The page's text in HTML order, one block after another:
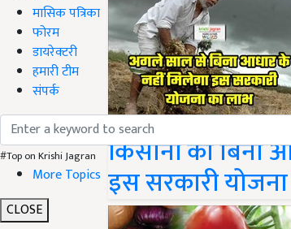
मासिक पत्रिका
फोरम
डायरेक्टरी
हमारी टीम
संपर्क
#Top on Krishi Jagran
More Topics
CLOSE
किसानों को बिना
इस सरकारी